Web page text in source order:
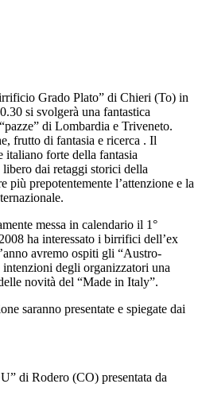
Grado Plato” di Chieri (To) in
si svolgerà una fantastica
di Lombardia e Triveneto.
frutto di fantasia e ricerca . Il
forte della fantasia
dai retaggi storici della
più prepotentemente l’attenzione e la
messa in calendario il 1°
ha interessato i birrifici dell’ex
avremo ospiti gli “Austro-
degli organizzatori una
novità del “Made in Italy”.
saranno presentate e spiegate dai
di Rodero (CO) presentata da